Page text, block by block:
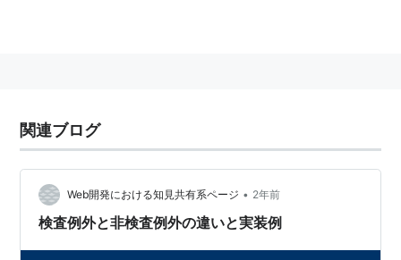
関連ブログ
Web開発における知見共有系ページ • 2年前
検査例外と非検査例外の違いと実装例